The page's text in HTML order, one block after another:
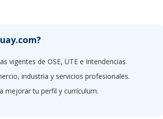
vigentes de OSE, UTE e Intendencias.
industria y servicios profesionales.
mejorar tu perfil y currículum.